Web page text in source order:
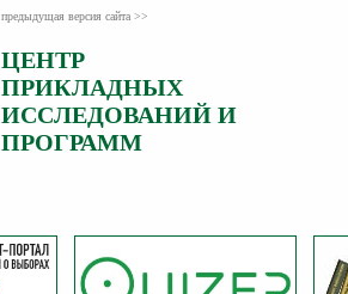
предыдущая версия сайта >>
ЦЕНТР
ПРИКЛАДНЫХ
ИССЛЕДОВАНИЙ И
ПРОГРАММ